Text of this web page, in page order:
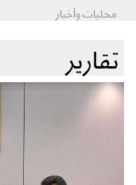
محليات وأخبار
تقارير